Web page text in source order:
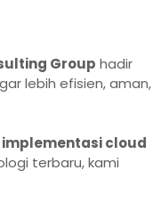
Group hadir
lebih efisien,
cloud
terbaru, kami